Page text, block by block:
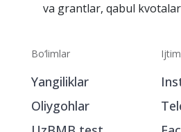
va grantlar, qabul
Bo‘limlar
Yangiliklar
Oliygohlar